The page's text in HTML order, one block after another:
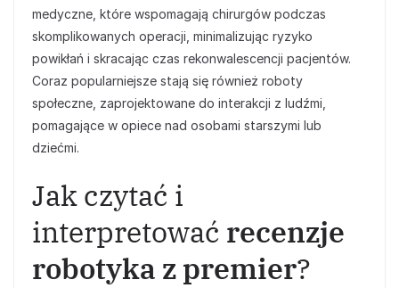
medyczne, które wspomagają chirurgów podczas
skomplikowanych operacji, minimalizując ryzyko
powikłań i skracając czas rekonwalescencji pacjentów.
Coraz popularniejsze stają się również roboty
społeczne, zaprojektowane do interakcji z ludźmi,
pomagające w opiece nad osobami starszymi lub
dziećmi.
Jak czytać i
interpretować recenzje
robotyka z premier?